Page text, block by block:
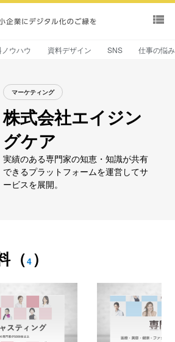
view_list
ノウハウ 資料デザイン SNS 仕事の悩
マーケティング
株式会社エイジン
グケア
実績のある専門家の知恵・知識が共有
できるプラットフォームを運営してサ
ービスを展開。
（4 ）
製品・サービス